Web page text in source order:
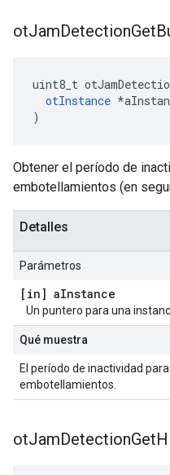
otJamDetectionGet
uint8_t
otInstance *
)
Obtener el período de
embotellamientos (en
Detalles
Parámetros
[in] aInstance
Un puntero para una
Qué muestra
El período de inactividad
embotellamientos.
otJamDetectionGet